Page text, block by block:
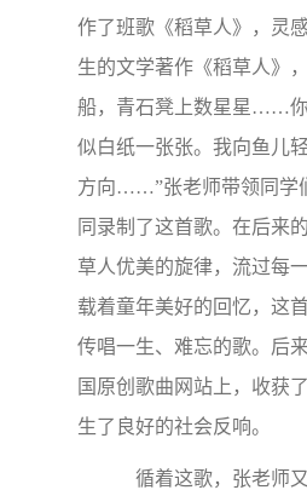
作了班歌《稻草人》，灵
生的文学著作《稻草人》
船，青石凳上数星星……
似白纸一张张。我向鱼儿
方向……”张老师带领同学
同录制了这首歌。在后来
草人优美的旋律，流过每
载着童年美好的回忆，这
传唱一生、难忘的歌。后
国原创歌曲网站上，收获
生了良好的社会反响。
循着这歌，张老师